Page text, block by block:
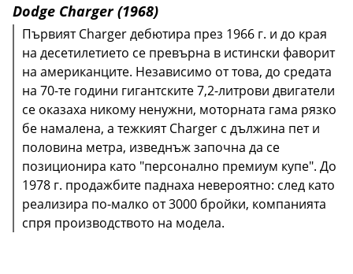
Dodge Charger (1968)
Първият Charger дебютира през 1966 г. и до края
на десетилетието се превърна в истински фаворит
на американците. Независимо от това, до средата
на 70-те години гигантските 7,2-литрови двигатели
се оказаха никому ненужни, моторната гама рязко
бе намалена, а тежкият Charger с дължина пет и
половина метра, изведнъж започна да се
позиционира като "персонално премиум купе". До
1978 г. продажбите паднаха невероятно: след като
реализира по-малко от 3000 бройки, компанията
спря производството на модела.